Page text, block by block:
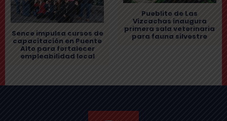
Sence impulsa cursos de
capacitación en Puente
Alto para fortalecer
empleabilidad local
Pueblito de Las
Vizcachas inaugura
primera sala veterinaria
para fauna silvestre